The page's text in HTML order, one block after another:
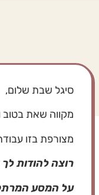
סיגל שבת שלום,
מקווה שאת בטוב
מצורפת בזו
רוצה להודות
על המסע